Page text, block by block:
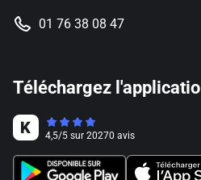
01 76 38 08 47
Téléchargez
4,5/5 sur 20270 avis